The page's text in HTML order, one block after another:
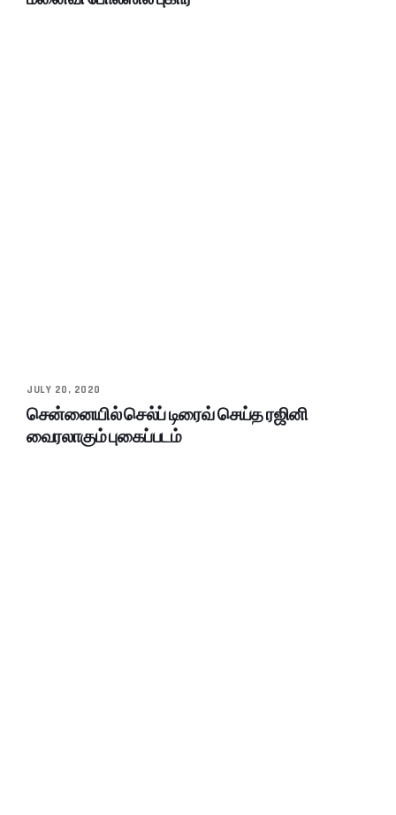
JULY 20, 2020
சென்னையில் செல்ப் டிரைவ் செய்த ரஜினி
வைரலாகும் புகைப்படம்